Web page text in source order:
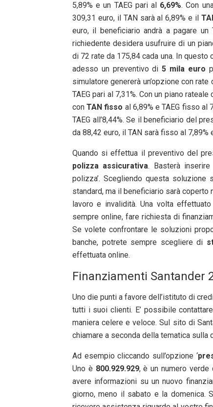
5,89% e un TAEG pari al 6,69%. Con
309,31 euro, il TAN sarà al 6,89% e il
euro, il beneficiario andrà a pagare un
richiedente desidera usufruire di un
di 72 rate da 175,84 cada una. In questo
adesso un preventivo di 5 mila euro
simulatore genererà un’opzione con
TAEG pari al 7,31%. Con un piano
conTAN fisso al 6,89% e TAEG fisso al
TAEG all’8,44%. Se il beneficiario del
da 88,42 euro, il TAN sarà fisso al 7,89%
Quando si effettua il preventivo del
polizza assicurativa. Basterà
polizza’. Scegliendo questa
standard, ma il beneficiario sarà coperto
lavoro e invalidità. Una volta
sempre online, fare richiesta di
Se volete confrontare le soluzioni
banche, potrete sempre scegliere di
effettuata online.
Finanziamenti Santander
Uno die punti a favore dell’istituto di
tutti i suoi clienti. E’ possibile
maniera celere e veloce. Sul sito di
chiamare a seconda della tematica sulla
Ad esempio cliccando sull’opzione ‘
Uno è 800.929.929, è un numero
avere informazioni su un nuovo
giorno, meno il sabato e la domenica.